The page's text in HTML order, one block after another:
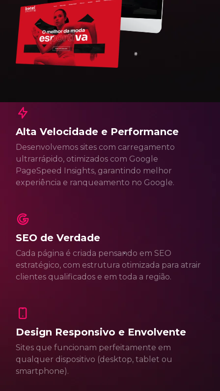
Alta Velocidade e Performance
Desenvolvemos sites com carregamento
ultrarrápido, otimizados com Google
PageSpeed Insights, garantindo melhor
experiência e ranqueamento no Google.
SEO de Verdade
Cada página é criada pensando em SEO
estratégico, com estrutura otimizada para atrair
clientes qualificados e em toda a região.
Design Responsivo e Envolvente
Sites que funcionam perfeitamente em
qualquer dispositivo (desktop, tablet ou
smartphone).